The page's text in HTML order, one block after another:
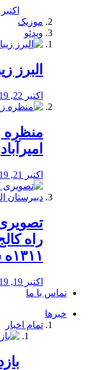
اکتبر 19, 2019
موزیک
ویدئو
البرز
اکتبر 22, 2019
منظره‌‌
امیرآباد
اکتبر 21, 2019
راه
۱۳۱۱ه ش
اکتبر 19, 2019
تماس با ما
خبرها
تمام اخبار